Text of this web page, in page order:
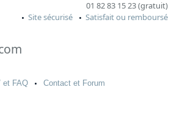
01 82 83 15 23 (gratuit)
Site sécurisé
Satisfait ou remboursé
et FAQ Contactet Forum